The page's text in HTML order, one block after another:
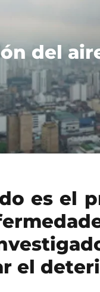
del
es el
el